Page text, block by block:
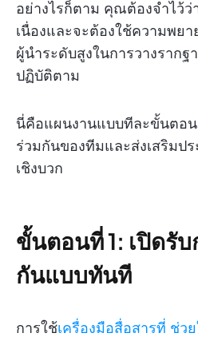
อย่างไรก็ตาม คุณต้องจำไว้ว่
เนื่องและจะต้องใช้ความพยา
ผู้นำระดับสูงในการวางรากฐ
ปฏิบัติตาม
นี่คือแผนงานแบบทีละขั้นตอน
ร่วมกันของทีมและส่งเสริมป
เชิงบวก
ขั้นตอนที่ 1: เปิดรั
กันแบบทันที
การใช้เครื่องมือสื่อสารที่ ช่ว